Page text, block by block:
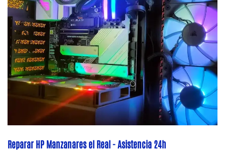
Reparar HP Manzanares el Real - Asistencia 24h